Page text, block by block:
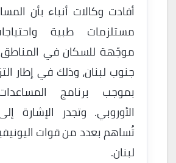
أفادت وكالات أنباء بأن
مستلزمات طبية
موجّهة للسكان في المناطق
جنوب لبنان، وذلك في إطار
بموجب برنامج
الأوروبي. وتجدر الإشارة
تُساهم بعدد من قوات
لبنان.